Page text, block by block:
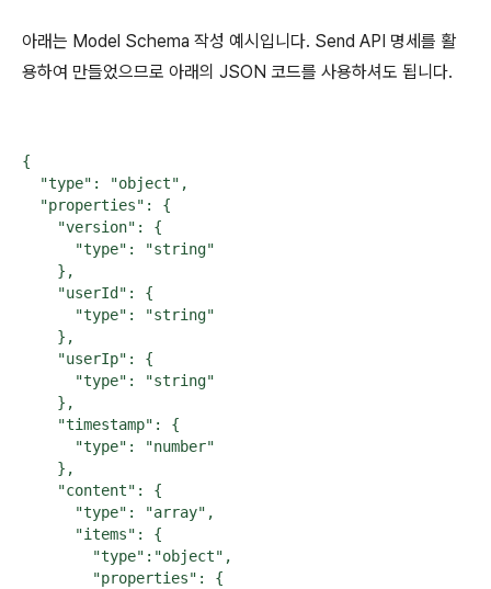
아래는 Model Schema 작성 예시입니다. Send API 명세를 활
용하여 만들었으므로 아래의 JSON 코드를 사용하셔도 됩니다.
{
  "type": "object",
  "properties": {
    "version": {
      "type": "string"
    },
    "userId": {
      "type": "string"
    },
    "userIp": {
      "type": "string"
    },
    "timestamp": {
      "type": "number"
    },
    "content": {
      "type": "array",
      "items": {
        "type":"object",
        "properties": {